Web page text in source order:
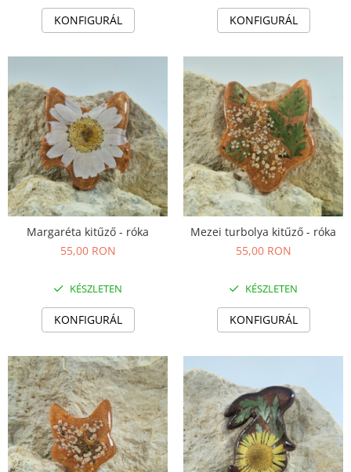
KONFIGURÁL KONFIGURÁL
Margaréta kitűző - róka
55,00 RON
KÉSZLETEN
KONFIGURÁL
Mezei turbolya kitűző - róka
55,00 RON
KÉSZLETEN
KONFIGURÁL